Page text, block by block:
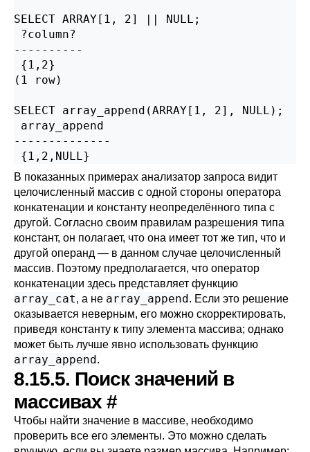
SELECT ARRAY[1, 2] || NULL;                --
?column?
----------
{1,2}
(1 row)
SELECT array_append(ARRAY[1, 2], NULL);
array_append
--------------
{1,2,NULL}
В показанных примерах анализатор запроса видит
целочисленный массив с одной стороны оператора
конкатенации и константу неопределённого типа с
другой. Согласно своим правилам разрешения типа
констант, он полагает, что она имеет тот же тип, что и
другой операнд — в данном случае целочисленный
массив. Поэтому предполагается, что оператор
конкатенации здесь представляет функцию
array_cat, а не array_append. Если это решение
оказывается неверным, его можно скорректировать,
приведя константу к типу элемента массива; однако
может быть лучше явно использовать функцию
array_append.
8.15.5. Поиск значений в
массивах #
Чтобы найти значение в массиве, необходимо
проверить все его элементы. Это можно сделать